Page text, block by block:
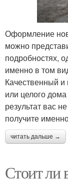
Оформление
можно
подробностях,
именно в том
Качественный и
или целого
результат вас
получите
читать дальше →
Стоит ли